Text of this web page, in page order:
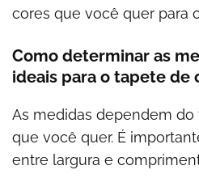
cores que você quer para
Como determinar as
ideais para o tapete de
As medidas dependem
que você quer. É
entre largura e